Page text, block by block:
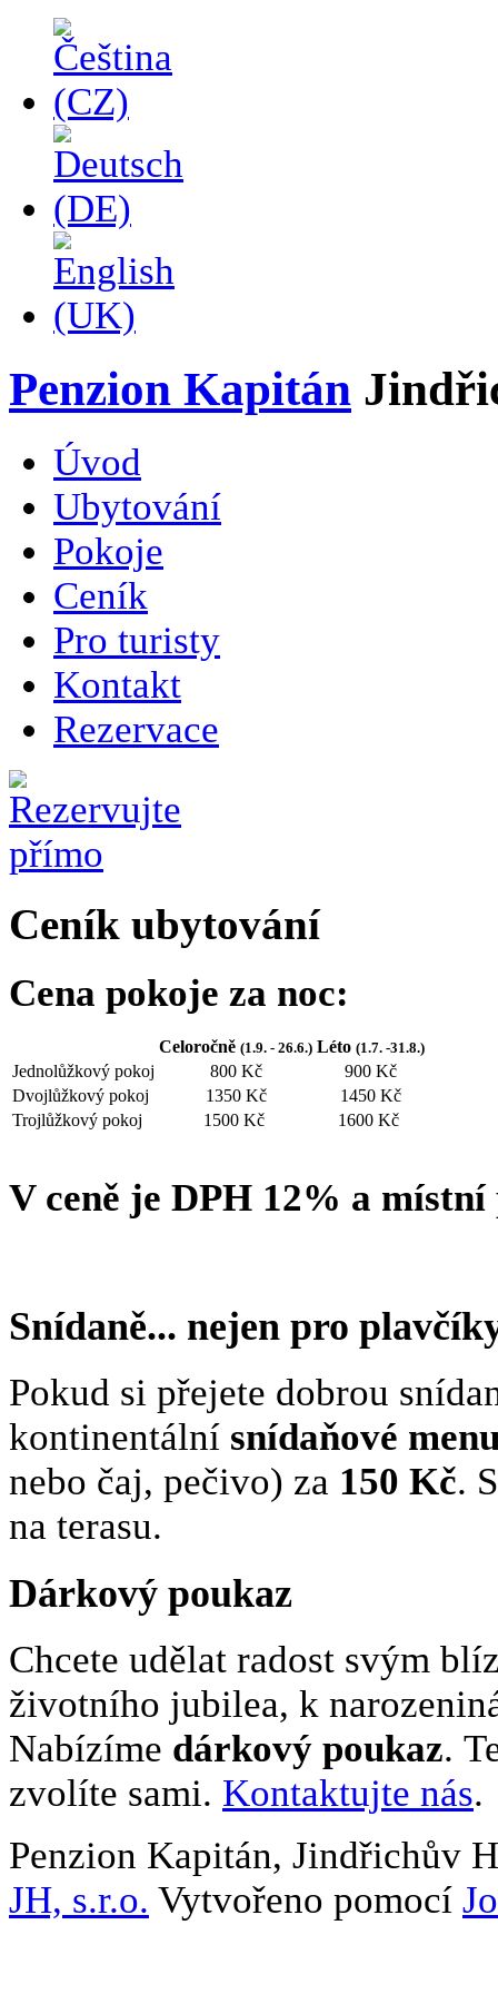
Penzion Kapitán
Úvod
Ubytování
Pokoje
Ceník
Pro turisty
Kontakt
Rezervace
Ceník ubytování
Cena pokoje za noc:
Celoročně (1.9. - 26.6.) Léto (1.7. -31.8.)
Jednolůžkový pokoj 800 Kč
900 Kč
Dvojlůžkový pokoj
1350 Kč
1450 Kč
Trojlůžkový pokoj
1500 Kč 1600 Kč
V ceně je DPH 12% a
Snídaně... nejen pro
Pokud si přejete dobrou
kontinentální snídaňové
nebo čaj, pečivo) za 150 Kč.
na terasu.
Dárkový poukaz
Chcete udělat radost svým
životního jubilea, k
Nabízíme dárkový poukaz.
zvolíte sami. Kontaktujte nás.
Penzion Kapitán, Jindřichův
JH, s.r.o. Vytvořeno pomocí